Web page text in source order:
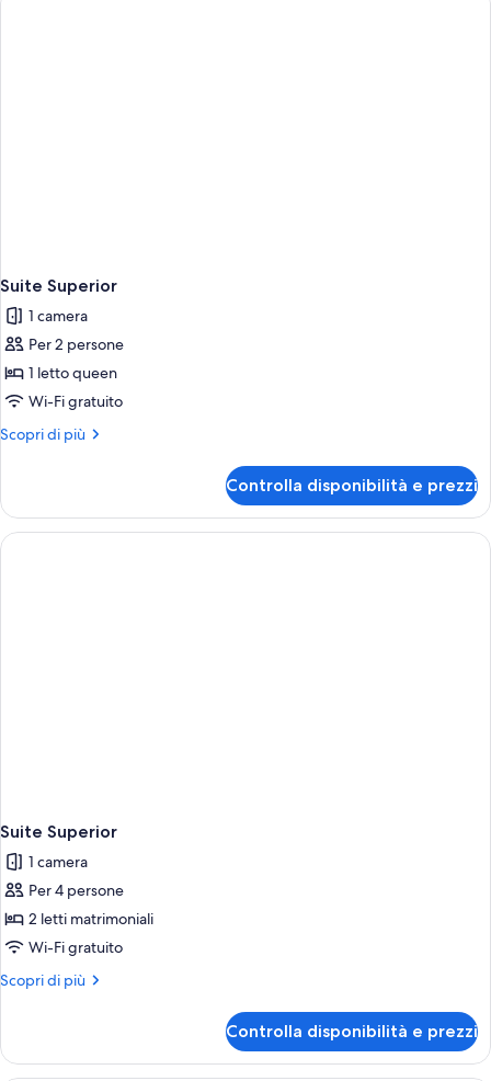
Suite Superior
1 camera
Per 2 persone
1 letto queen
Wi-Fi gratuito
Scopri di più
Altri
Superior
Controlla disponibilità e prezzi
Suite Superior
1 camera
Per 4 persone
2 letti matrimoniali
Wi-Fi gratuito
Scopri di più
Altri
Superior
Controlla disponibilità e prezzi